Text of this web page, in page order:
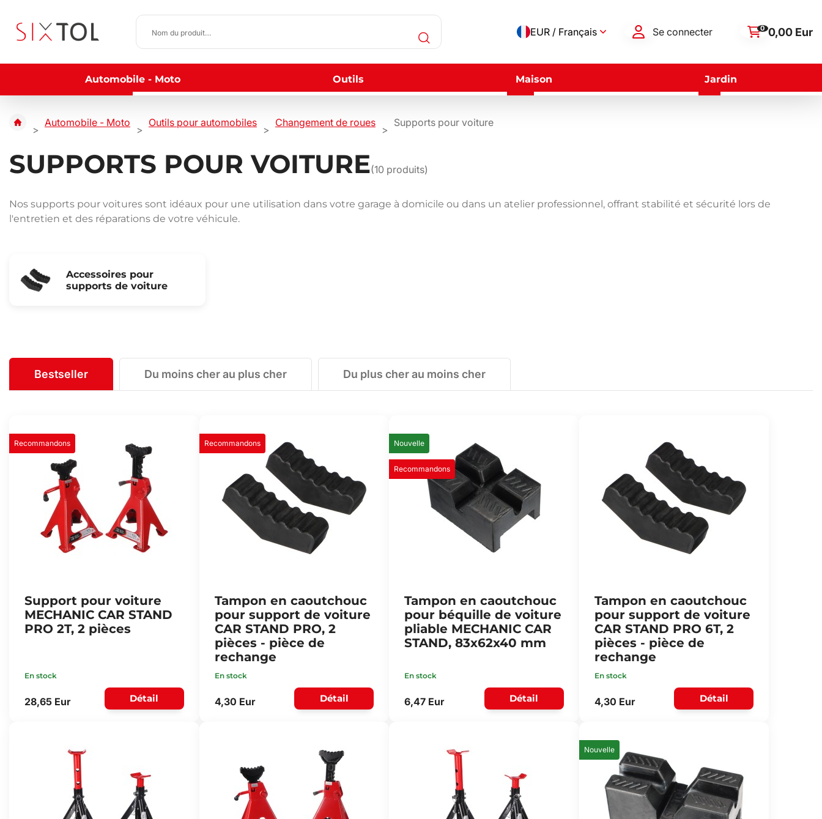
EUR / Français Se connecter 0 0,00 Eur
Automobile - Moto Outils Maison Jardin
Automobile - Moto Outils pour automobiles Changement de roues Supports pour voiture
SUPPORTS POUR VOITURE(10 produits)
Nos supports pour voitures sont idéaux pour une utilisation dans votre garage à domicile ou dans un atelier professionnel, offrant stabilité et sécurité lors de
l'entretien et des réparations de votre véhicule.
Accessoires pour
supports de voiture
Bestseller Du moins cher au plus cher Du plus cher au moins cher
Recommandons
Support pour voiture
MECHANIC CAR STAND
PRO 2T, 2 pièces
En stock
28,65 Eur Détail
Recommandons
Tampon en caoutchouc
pour support de voiture
CAR STAND PRO, 2
pièces - pièce de
rechange
En stock
4,30 Eur Détail
Nouvelle
Recommandons
Tampon en caoutchouc
pour béquille de voiture
pliable MECHANIC CAR
STAND, 83x62x40 mm
En stock
6,47 Eur Détail
Tampon en caoutchouc
pour support de voiture
CAR STAND PRO 6T, 2
pièces - pièce de
rechange
En stock
4,30 Eur Détail
Nouvelle